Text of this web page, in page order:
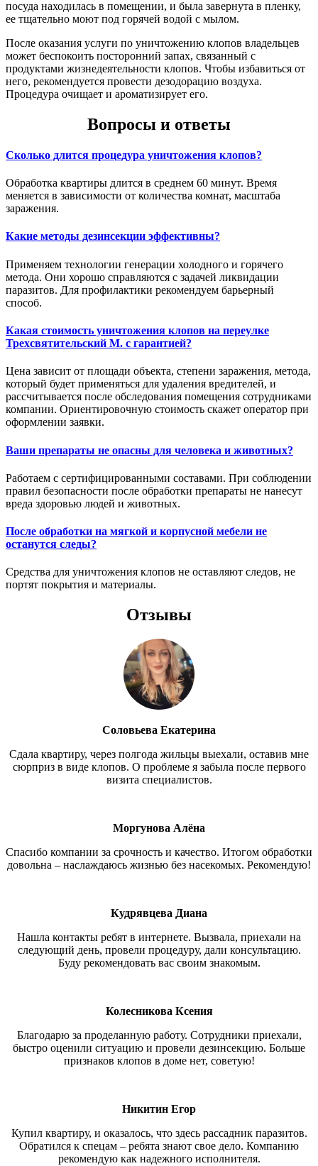
посуда находилась в помещении, и была завернута в пленку,
ее тщательно моют под горячей водой с мылом.
После оказания услуги по уничтожению клопов владельцев
может беспокоить посторонний запах, связанный с
продуктами жизнедеятельности клопов. Чтобы избавиться от
него, рекомендуется провести дезодорацию воздуха.
Процедура очищает и ароматизирует его.
Вопросы и ответы
Сколько длится процедура уничтожения клопов?
Обработка квартиры длится в среднем 60 минут. Время
меняется в зависимости от количества комнат, масштаба
заражения.
Какие методы дезинсекции эффективны?
Применяем технологии генерации холодного и горячего
метода. Они хорошо справляются с задачей ликвидации
паразитов. Для профилактики рекомендуем барьерный
способ.
Какая стоимость уничтожения клопов на переулке
Трехсвятительский М. с гарантией?
Цена зависит от площади объекта, степени заражения, метода,
который будет применяться для удаления вредителей, и
рассчитывается после обследования помещения сотрудниками
компании. Ориентировочную стоимость скажет оператор при
оформлении заявки.
Ваши препараты не опасны для человека и животных?
Работаем с сертифицированными составами. При соблюдении
правил безопасности после обработки препараты не нанесут
вреда здоровью людей и животных.
После обработки на мягкой и корпусной мебели не
останутся следы?
Средства для уничтожения клопов не оставляют следов, не
портят покрытия и материалы.
Отзывы
Соловьева Екатерина
Сдала квартиру, через полгода жильцы выехали, оставив мне
сюрприз в виде клопов. О проблеме я забыла после первого
визита специалистов.
Моргунова Алёна
Спасибо компании за срочность и качество. Итогом обработки
довольна – наслаждаюсь жизнью без насекомых. Рекомендую!
Кудрявцева Диана
Нашла контакты ребят в интернете. Вызвала, приехали на
следующий день, провели процедуру, дали консультацию.
Буду рекомендовать вас своим знакомым.
Колесникова Ксения
Благодарю за проделанную работу. Сотрудники приехали,
быстро оценили ситуацию и провели дезинсекцию. Больше
признаков клопов в доме нет, советую!
Никитин Егор
Купил квартиру, и оказалось, что здесь рассадник паразитов.
Обратился к спецам – ребята знают свое дело. Компанию
рекомендую как надежного исполнителя.